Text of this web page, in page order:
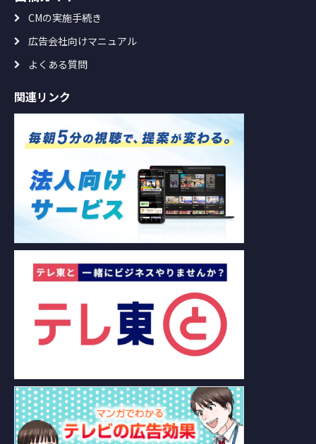
CMの実施手続き
広告会社向けマニュアル
よくある質問
関連リンク